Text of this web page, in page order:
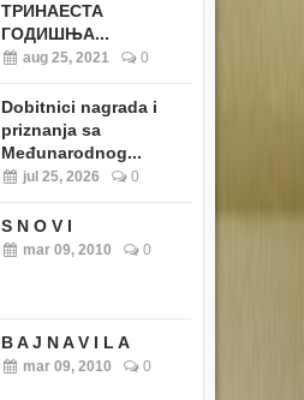
ТРИНАЕСТА
ГОДИШЊА...
aug 25, 2021 0
Dobitnici nagrada i
priznanja sa
Međunarodnog...
jul 25, 2026 0
S N O V I
mar 09, 2010 0
B A J N A V I L A
mar 09, 2010 0